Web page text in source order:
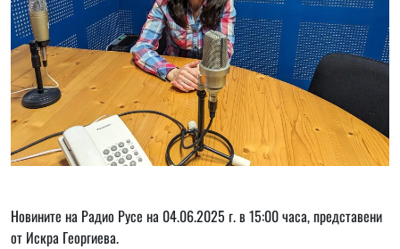
Новините на Радио Русе на 04.06.2025 г. в 15:00 часа, представени
от Искра Георгиева.